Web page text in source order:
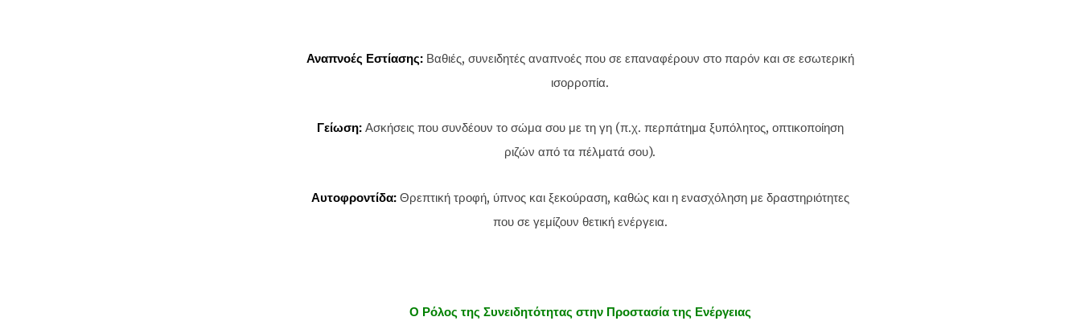
Αναπνοές Εστίασης:Βαθιές, συνειδητές αναπνοές που σε επαναφέρουν στο παρόν και σε εσωτερική
ισορροπία.
Γείωση:Ασκήσεις που συνδέουν το σώμα σου με τη γη (π.χ. περπάτημα ξυπόλητος, οπτικοποίηση
ριζών από τα πέλματά σου).
Αυτοφροντίδα:Θρεπτική τροφή, ύπνος και ξεκούραση, καθώς και η ενασχόληση με δραστηριότητες
που σε γεμίζουν θετική ενέργεια.
Ο Ρόλος της Συνειδητότητας στην Προστασία της Ενέργειας